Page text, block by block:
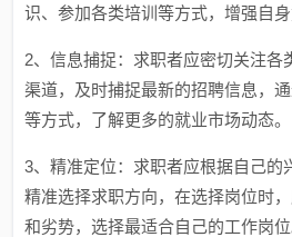
识、参加各类培训等方式，增强自身
2、信息捕捉：求职者应密切关注各
渠道，及时捕捉最新的招聘信息，
等方式，了解更多的就业市场动态。
3、精准定位：求职者应根据自己的
精准选择求职方向，在选择岗位时
和劣势，选择最适合自己的工作岗位